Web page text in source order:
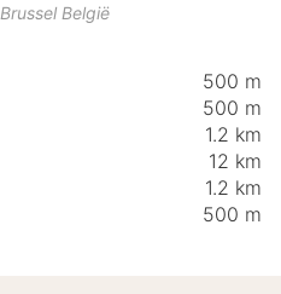
Brussel België
500 m
500 m
1.2 km
12 km
1.2 km
500 m